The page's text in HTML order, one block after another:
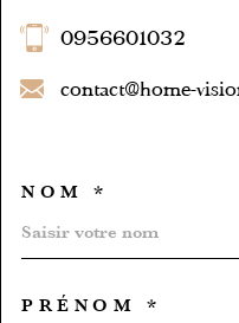
0956601032
contact@home-
NOM *
PRÉNOM *